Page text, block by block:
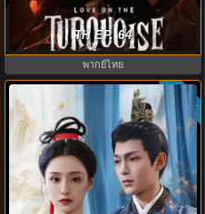
ครามพิฆาต (2025) Love on the
Turquoise Land พากย์ไทย EP.1-32
TH EP. 64
พากย์ไทย
ซับไทย